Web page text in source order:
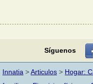
Síguenos
Innatia >Articulos > Hogar: